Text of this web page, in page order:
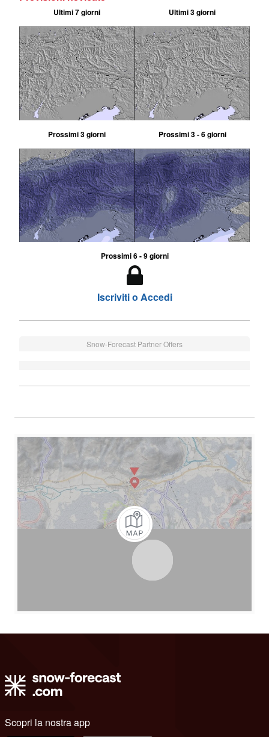
Ultimi 7 giorni Ultimi 3 giorni
Prossimi 3 giorni Prossimi 3 - 6 giorni
Prossimi 6 - 9 giorni
Iscriviti o Accedi
Snow-Forecast Partner Offers
Scopri la nostra app